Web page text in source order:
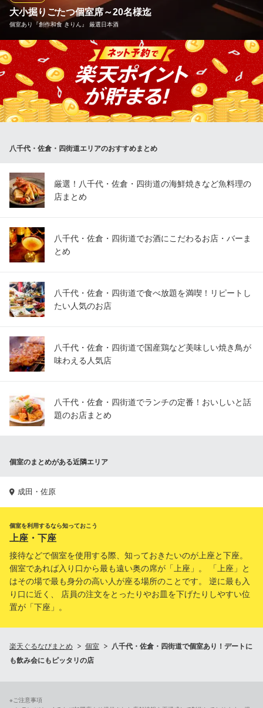
夢庵 佐倉店
京成本線京成佐倉駅 徒歩3分
千葉県佐倉市栄町22-11
大小掘りごたつ個室席～20名様迄
個室あり『創作和食 きりん』 厳選日本酒
大小の個室をご用意。最大20名までご利用可能な掘りごたつタイ
プの個室もございます。柔らかい明かりの中でご家族やご友人
と、また接待や職場でのご宴会や、大切な方とのお食事・会食に
もご利用頂けます。
京成本線勝田台駅北口 徒歩1分
八千代・佐倉・四街道エリアのおすすめまとめ
厳選！八千代・佐倉・四街道の海鮮焼きなど魚料理の
店まとめ
八千代・佐倉・四街道でお酒にこだわるお店・バーま
とめ
八千代・佐倉・四街道で食べ放題を満喫！リピートし
たい人気のお店
八千代・佐倉・四街道で国産鶏など美味しい焼き鳥が
味わえる人気店
八千代・佐倉・四街道でランチの定番！おいしいと話
題のお店まとめ
個室のまとめがある近隣エリア
成田・佐原
個室を利用するなら知っておこう
上座・下座
接待などで個室を使用する際、知っておきたいのが上座と下座。
個室であれば入り口から最も遠い奥の席が「上座」。 「上座」と
はその場で最も身分の高い人が座る場所のことです。 逆に最も入
り口に近く、 店員の注文をとったりやお皿を下げたりしやすい位
置が「下座」。
楽天ぐるなびまとめ 個室
八千代・佐倉・四街道で個室あり！デートに
も飲み会にもピッタリの店
※ご注意事項